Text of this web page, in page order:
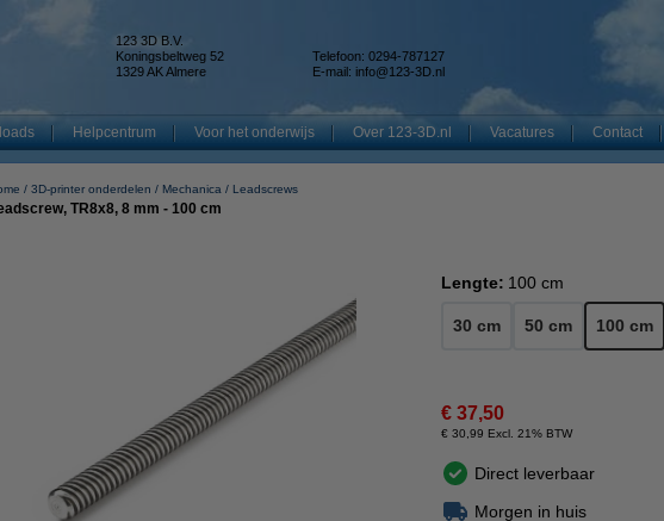
123 3D B.V.
Koningsbeltweg 52
1329 AK Almere
Telefoon: 0294-787127
E-mail: info@123-3D.nl
Helpcentrum Voor het onderwijs Over 123-3D.nl Vacatures Contact
3D-printer onderdelen Mechanica Leadscrews
TR8x8, 8 mm - 100 cm
Lengte: 100 cm
30 cm 50 cm 100 cm
€ 37,50
€ 30,99 Excl. 21% BTW
Direct leverbaar
Morgen in huis